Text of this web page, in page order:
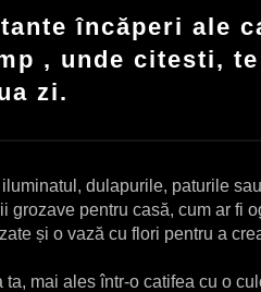
încăperi ale
, unde citesti, te
zi.
dulapurile, paturile
grozave pentru casă, cum ar fi
și o vază cu flori pentru a
mai ales într-o catifea cu o